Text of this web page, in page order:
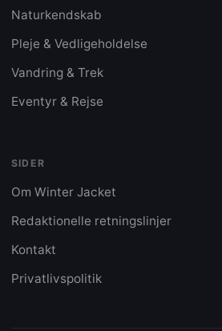
Naturkendskab
Pleje & Vedligeholdelse
Vandring & Trek
Eventyr & Rejse
SIDER
Om Winter Jacket
Redaktionelle retningslinjer
Kontakt
Privatlivspolitik